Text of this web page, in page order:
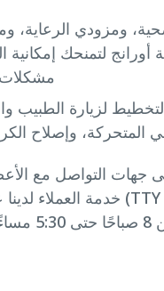
ومزودي الرعاية،
أورانج لتمنحك
مشكلات
لزيارة الطبيب
المتحركة، وإصلاح
جهات التواصل مع
خدمة العملاء (TTY